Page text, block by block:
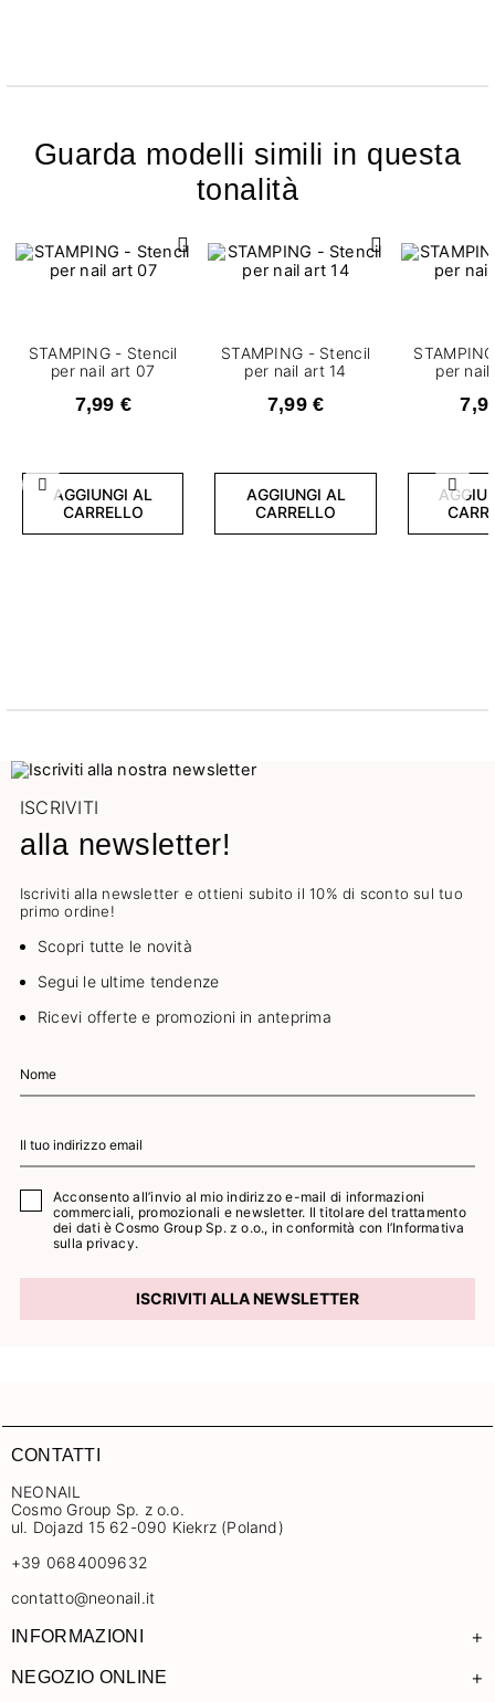
Guarda modelli simili in questa
tonalità
Precedente
STAMPING - Stencil
per nail art 07
7,99 €
AGGIUNGI AL
CARRELLO
STAMPING - Stencil
per nail art 14
7,99 €
AGGIUNGI AL
CARRELLO
per
ISCRIVITI
alla newsletter!
Iscriviti alla newsletter e ottieni subito il 10% di sconto sul tuo
primo ordine!
Scopri tutte le novità
Segui le ultime tendenze
Ricevi offerte e promozioni in anteprima
Acconsento all’invio al mio indirizzo e-mail di informazioni
commerciali, promozionali e newsletter. Il titolare del trattamento
dei dati è Cosmo Group Sp. z o.o., in conformità con l’Informativa
sulla privacy.
ISCRIVITI ALLA NEWSLETTER
CONTATTI
NEONAIL
Cosmo Group Sp. z o.o.
ul. Dojazd 15 62-090 Kiekrz (Poland)
+39 0684009632
contatto@neonail.it
INFORMAZIONI +
NEGOZIO ONLINE +